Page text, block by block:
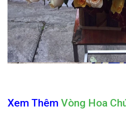
Xem Thêm Vòng Hoa